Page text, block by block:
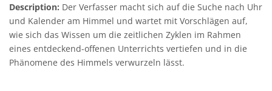
Description: Der Verfasser macht sich auf die Suche nach Uhr
und Kalender am Himmel und wartet mit Vorschlägen auf,
wie sich das Wissen um die zeitlichen Zyklen im Rahmen
eines entdeckend-offenen Unterrichts vertiefen und in die
Phänomene des Himmels verwurzeln lässt.